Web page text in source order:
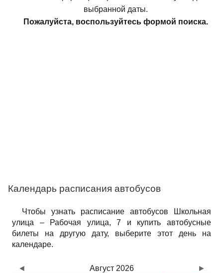
выбранной даты.
Пожалуйста, воспользуйтесь формой поиска.
Календарь расписания автобусов
Чтобы узнать расписание автобусов Школьная
улица – Рабочая улица, 7 и купить автобусные
билеты на другую дату, выберите этот день на
календаре.
Август 2026
◄ ►